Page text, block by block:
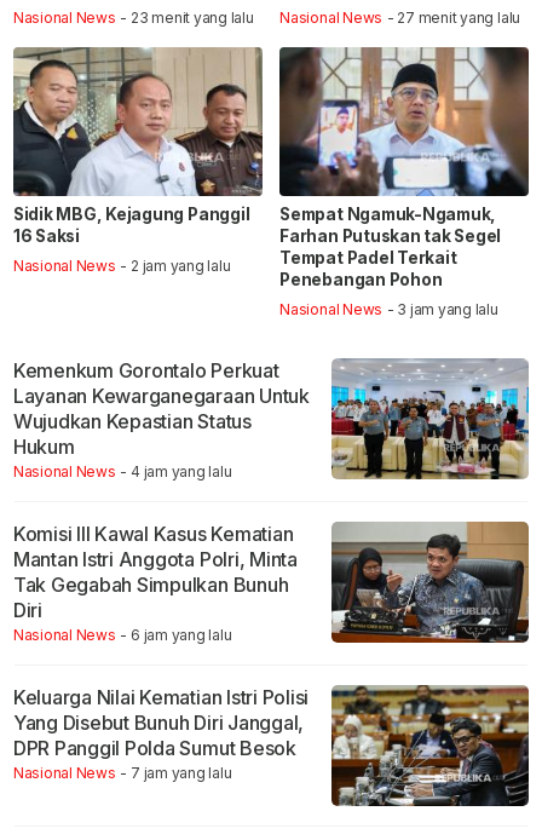
Nasional News - 23 menit yang lalu Nasional News - 27 menit yang lalu
Sidik MBG, Kejagung Panggil
16 Saksi
Nasional News - 2 jam yang lalu
Sempat Ngamuk-Ngamuk,
Farhan Putuskan tak Segel
Tempat Padel Terkait
Penebangan Pohon
Nasional News - 3 jam yang lalu
Kemenkum Gorontalo Perkuat
Layanan Kewarganegaraan Untuk
Wujudkan Kepastian Status
Hukum
Nasional News - 4 jam yang lalu
Komisi III Kawal Kasus Kematian
Mantan Istri Anggota Polri, Minta
Tak Gegabah Simpulkan Bunuh
Diri
Nasional News - 6 jam yang lalu
Keluarga Nilai Kematian Istri Polisi
Yang Disebut Bunuh Diri Janggal,
DPR Panggil Polda Sumut Besok
Nasional News - 7 jam yang lalu